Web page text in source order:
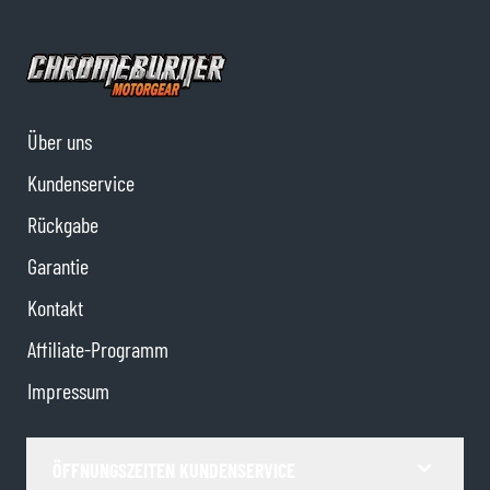
Über uns
Kundenservice
Rückgabe
Garantie
Kontakt
Affiliate-Programm
Impressum